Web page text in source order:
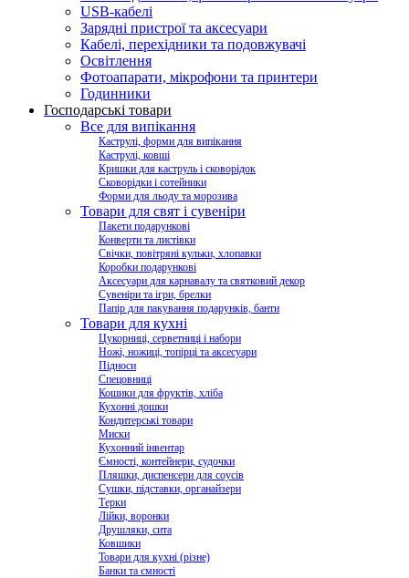
USB-кабелі
Зарядні пристрої та аксесуари
Кабелі, перехідники та подовжувачі
Освітлення
Фотоапарати, мікрофони та принтери
Годинники
Господарські товари
Все для випікання
Каструлі, форми для випікання
Каструлі, ковші
Кришки для каструль і сковорідок
Сковорідки і сотейники
Форми для льоду та морозива
Товари для свят і сувеніри
Пакети подарункові
Конверти та листівки
Свічки, повітряні кульки, хлопавки
Коробки подарункові
Аксесуари для карнавалу та святковий декор
Сувеніри та ігри, брелки
Папір для пакування подарунків, банти
Товари для кухні
Цукорниці, серветниці і набори
Ножі, ножиці, топірці та аксесуари
Підноси
Спецовниці
Кошики для фруктів, хліба
Кухонні дошки
Кондитерські товари
Миски
Кухонний інвентар
Ємності, контейнери, судочки
Пляшки, диспенсери для соусів
Сушки, підставки, органайзери
Терки
Лійки, воронки
Друшляки, сита
Ковшики
Товари для кухні (різне)
Банки та ємності